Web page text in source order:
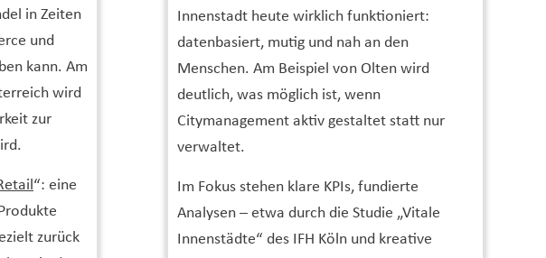
in Zeiten
und
kann. Am
wird
zur
“: eine
zurück
Innenstadt heute wirklich funktioniert:
datenbasiert, mutig und nah an den
Menschen. Am Beispiel von Olten wird
deutlich, was möglich ist, wenn
Citymanagement aktiv gestaltet statt nur
verwaltet.
Im Fokus stehen klare KPIs, fundierte
Analysen – etwa durch die Studie „Vitale
Innenstädte“ des IFH Köln und kreative